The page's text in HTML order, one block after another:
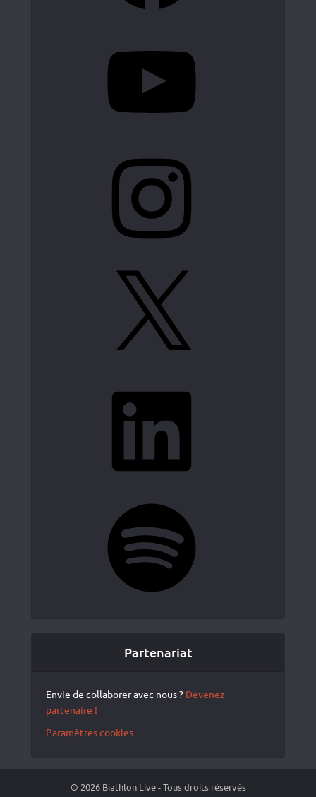
Partenariat
Envie de collaborer avec nous ? Devenez
partenaire !
Paramètres cookies
© 2026 Biathlon Live - Tous droits réservés